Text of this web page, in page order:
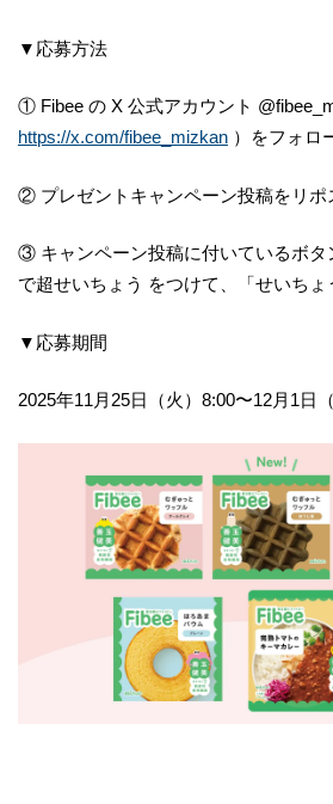
▼応募方法
① Fibee の X 公式アカウント
https://x.com/fibee_mizkan ）をフォロ
② プレゼントキャンペーン投稿をリポ
③ キャンペーン投稿に付いているボタ
で超せいちょう をつけて、「せいち
▼応募期間
2025年11月25日（火）8:00〜12月1日